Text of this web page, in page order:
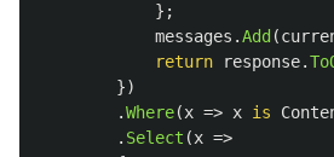
};
messages .Add (
return
response.
})
.Where(x => x is
. Select (x =>